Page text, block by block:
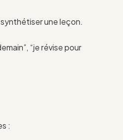
une leçon.
“je révise pour
: